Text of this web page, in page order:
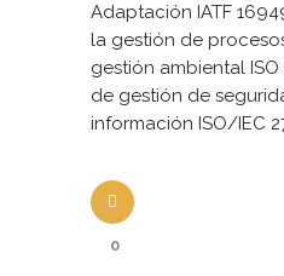
Adaptación IATF
la gestión de
gestión ambiental ISO
de gestión de
información ISO/IEC
0